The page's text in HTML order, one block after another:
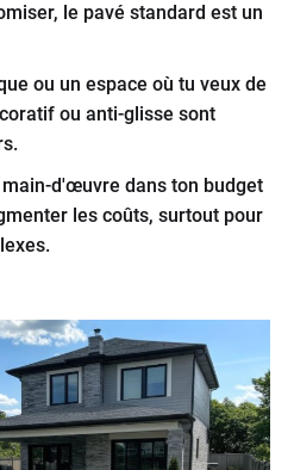
le pavé standard est un
ou un espace où tu veux de
ou anti-glisse sont
d'œuvre dans ton budget
les coûts, surtout pour